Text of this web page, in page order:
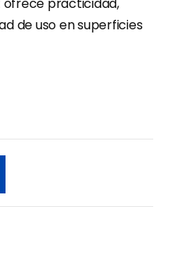
de uso en superficies